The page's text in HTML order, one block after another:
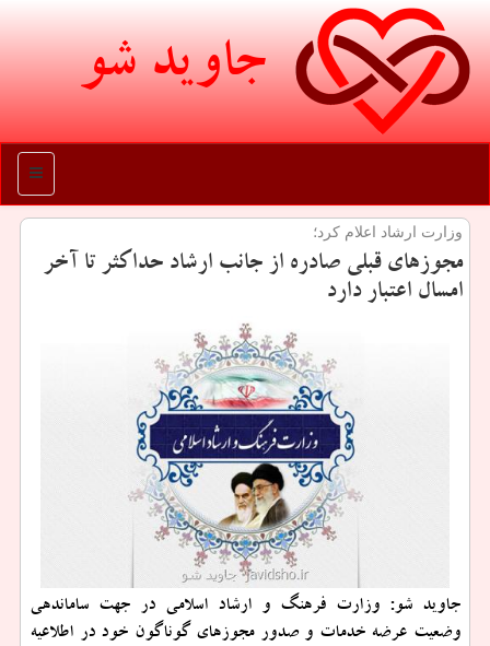
جاوید شو
منو
وزارت ارشاد اعلام كرد؛
مجوزهای قبلی صادره از جانب ارشاد حداكثر تا آخر
امسال اعتبار دارد
جاوید شو: وزارت فرهنگ و ارشاد اسلامی در جهت ساماندهی
وضعیت عرضه خدمات و صدور مجوزهای گوناگون خود در اطلاعیه